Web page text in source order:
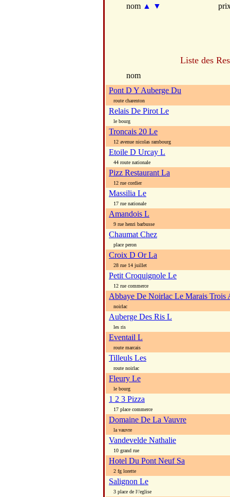
nom ▲ ▼
Liste des
nom
Pont D Y Auberge Du
route charenton
Relais De Pirot Le
le bourg
Troncais 20 Le
12 avenue nicolas rambourg
Etoile D Urcay L
44 route nationale
Pizz Restaurant La
12 rue cordier
Massilia Le
17 rue nationale
Amandois L
9 rue henri barbusse
Chaumat Chez
place peron
Croix D Or La
28 rue 14 juillet
Petit Croquignole Le
12 rue commerce
Abbaye De Noirlac Le Marais Trois
noirlac
Auberge Des Ris L
les ris
Eventail L
route marcais
Tilleuls Les
route noirlac
Fleury Le
le bourg
1 2 3 Pizza
17 place commerce
Domaine De La Vauvre
la vauvre
Vandevelde Nathalie
10 grand rue
Hotel Du Pont Neuf Sa
2 fg lorette
Salignon Le
3 place de l\'eglise